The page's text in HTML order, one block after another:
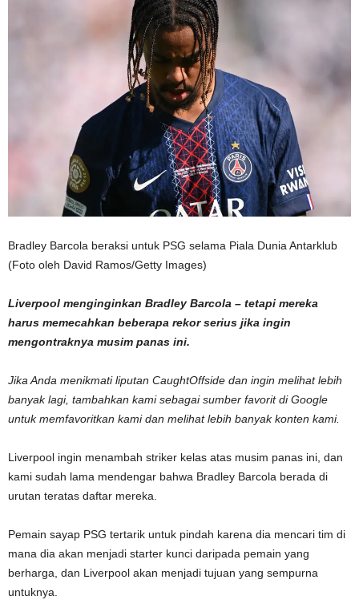
Bradley Barcola beraksi untuk PSG selama Piala Dunia Antarklub
(Foto oleh David Ramos/Getty Images)
Liverpool menginginkan Bradley Barcola – tetapi mereka
harus memecahkan beberapa rekor serius jika ingin
mengontraknya musim panas ini.
Jika Anda menikmati liputan CaughtOffside dan ingin melihat lebih
banyak lagi, tambahkan kami sebagai sumber favorit di Google
untuk memfavoritkan kami dan melihat lebih banyak konten kami.
Liverpool ingin menambah striker kelas atas musim panas ini, dan
kami sudah lama mendengar bahwa Bradley Barcola berada di
urutan teratas daftar mereka.
Pemain sayap PSG tertarik untuk pindah karena dia mencari tim di
mana dia akan menjadi starter kunci daripada pemain yang
berharga, dan Liverpool akan menjadi tujuan yang sempurna
untuknya.